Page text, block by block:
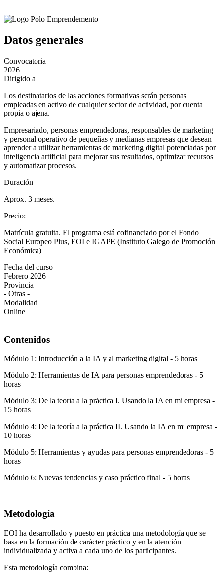
Datos generales
Convocatoria
2026
Dirigido a
Los destinatarios de las acciones formativas serán personas
empleadas en activo de cualquier sector de actividad, por cuenta
propia o ajena.
Empresariado, personas emprendedoras, responsables de marketing
y personal operativo de pequeñas y medianas empresas que desean
aprender a utilizar herramientas de marketing digital potenciadas por
inteligencia artificial para mejorar sus resultados, optimizar recursos
y automatizar procesos.
Duración
Aprox. 3 meses.
Precio:
Matrícula gratuita. El programa está cofinanciado por el Fondo
Social Europeo Plus, EOI e IGAPE (Instituto Galego de Promoción
Económica)
Fecha del curso
Febrero 2026
Provincia
- Otras -
Modalidad
Online
Contenidos
Módulo 1: Introducción a la IA y al marketing digital - 5 horas
Módulo 2: Herramientas de IA para personas emprendedoras - 5
horas
Módulo 3: De la teoría a la práctica I. Usando la IA en mi empresa -
15 horas
Módulo 4: De la teoría a la práctica II. Usando la IA en mi empresa -
10 horas
Módulo 5: Herramientas y ayudas para personas emprendedoras - 5
horas
Módulo 6: Nuevas tendencias y caso práctico final - 5 horas
Metodología
EOI ha desarrollado y puesto en práctica una metodología que se
basa en la formación de carácter práctico y en la atención
individualizada y activa a cada uno de los participantes.
Esta metodología combina: